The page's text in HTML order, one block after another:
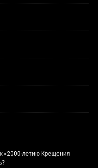
«2000-летию Крещения